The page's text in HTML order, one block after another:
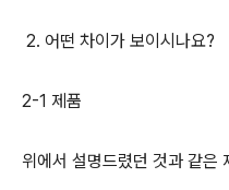
2. 어떤 차이가 보이시나요?
2-1 제품
위에서 설명드렸던 것과 같은